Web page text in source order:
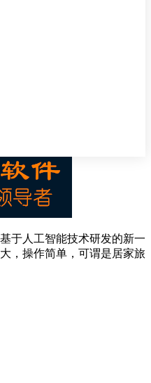
于人工智能技术研发的新一
，操作简单，可谓是居家旅